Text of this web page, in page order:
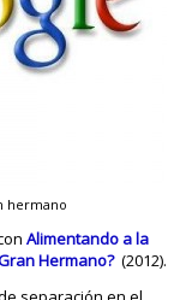
hermano
Alimentando a la
Hermano? (2012).